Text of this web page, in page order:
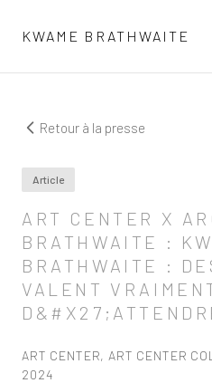
KWAME BRATHWAITE
Retour à la presse
Article
ART CENTER X
BRATHWAITE :
BRATHWAITE :
VALENT
ART CENTER, ART CENTER
2024